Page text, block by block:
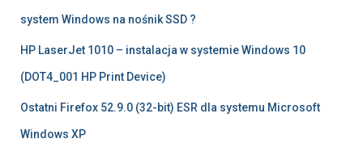
system Windows na nośnik SSD ?
HP LaserJet 1010 – instalacja w systemie Windows 10
(DOT4_001 HP Print Device)
Ostatni Firefox 52.9.0 (32-bit) ESR dla systemu Microsoft
Windows XP